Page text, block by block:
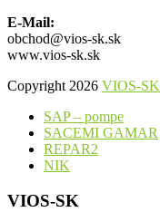
E-Mail:
obchod@vios-sk.sk
www.vios-sk.sk
Copyright 2026 VIOS-SK
SAP – pompe
SACEMI GAMAR
REPAR2
NIK
VIOS-SK